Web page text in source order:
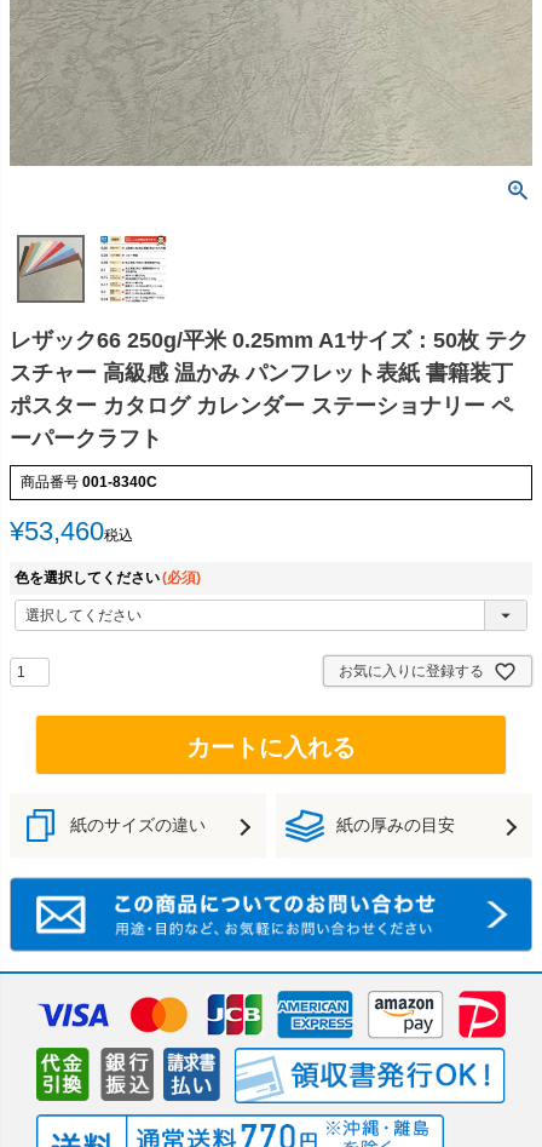
レザック66 250g/平米 0.25mm A1サイズ：50枚 テク
スチャー 高級感 温かみ パンフレット表紙 書籍装丁
ポスター カタログ カレンダー ステーショナリー ペ
ーパークラフト
商品番号 001-8340C
¥53,460税込
色を選択してください(必須)
お気に入りに登録する
カートに入れる
紙のサイズの違い 紙の厚みの目安